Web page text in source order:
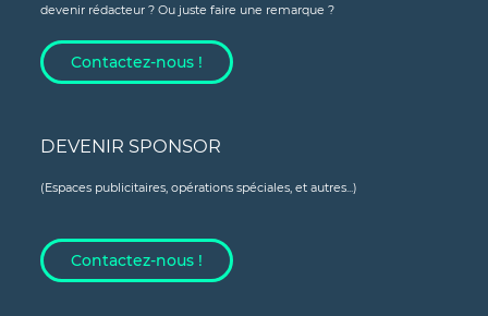
devenir rédacteur ? Ou juste faire une remarque ?
Contactez-nous !
DEVENIR SPONSOR
(Espaces publicitaires, opérations spéciales, et autres...)
Contactez-nous !